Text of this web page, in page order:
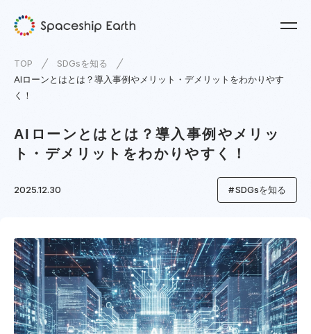
TOP
SDGsを知る
AIローンとはとは？導入事例やメリット・デメリットをわかりやす
く！
AIローンとはとは？導入事例やメリッ
ト・デメリットをわかりやすく！
2025.12.30 SDGsを知る